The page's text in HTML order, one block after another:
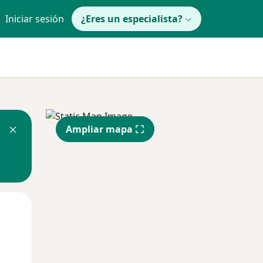
Iniciar sesión ¿Eres un especialista?
Ampliar mapa